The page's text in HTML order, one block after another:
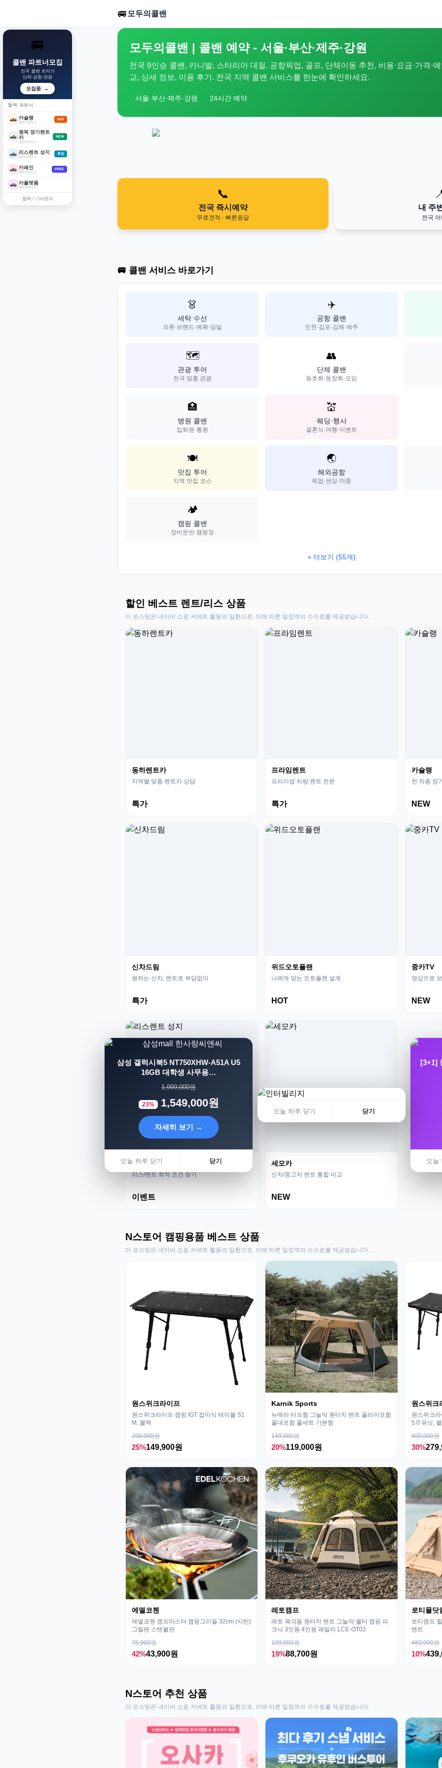
🚐 모두의콜밴
모두의콜밴 | 콜밴 예약 - 서울·부산·제주·강원
전국 9인승 콜밴, 카니발, 스타리아 대절. 공항픽업, 골프, 단체이동 추천, 비용·요금·가격·예
교, 상세 정보, 이용 후기. 전국 지역 콜밴 서비스를 한눈에 확인하세요.
서울·부산·제주·강원 24시간 예약
📞
전국 즉시예약
무료견적 · 빠른응답
내 주
전국
🚐 콜밴 서비스 바로가기
👗
세탁 수선
의류·브랜드·예복·당일
✈️
공항 콜밴
인천·김포·김해·제주
🗺️
관광 투어
전국 맞춤 관광
👥
단체 콜밴
동호회·동창회·모임
🏥
병원 콜밴
입퇴원·통원
💒
웨딩·행사
결혼식·여행·이벤트
🍽️
맛집 투어
지역 맛집 코스
🌏
해외공항
픽업·샌딩·마중
🏕️
캠핑 콜밴
장비운반·캠핑장
+ 더보기 (55개)
할인 베스트 렌트/리스 상품
이 포스팅은 네이버 쇼핑 커넥트 활동의 일환으로, 이에 따른 일정액의 수수료를 제공받습니다.
동하렌트카
지역별 맞춤 렌트카 상담
특가
프라임렌트
프리미엄 차량 렌트 전문
특가
카슐랭
전 차종 장
NEW
신차드림
원하는 신차, 렌트로 부담없이
특가
위드오토플랜
나에게 맞는 오토플랜 설계
HOT
중카TV
영상으로
NEW
리스렌트 성지
리스/렌트 최적 조건 찾기
이벤트
세모카
신차/중고차 렌트 통합 비교
NEW
N스토어 캠핑용품 베스트 상품
이 포스팅은 네이버 쇼핑 커넥트 활동의 일환으로, 이에 따른 일정액의 수수료를 제공받습니다.
원스위크라이프
원스위크라이프 캠핑 IGT 접이식 테이블 S1
M, 블랙
200,000원
25%149,900원
Karnik Sports
뉴에라 타프형 그늘막 원터치 텐트 플라이포함
폴대포함 풀세트 기본형
149,000원
20%119,000원
원스위크
원스위크
5.0 유닛,
400,000원
30%
에델코첸
에델코첸 캠프마스터 캠핑그리들 32cm (사틴)
그릴팬 스텐불판
75,900원
42%43,900원
레토캠프
레토 육각돔 원터치 텐트 그늘막 쉘터 캠핑 피
크닉 3인용 4인용 패밀리 LCE-OT02
109,900원
19%88,700원
로티몰닷
로티캠프
텐트
489,000원
10%
N스토어 추천 상품
이 포스팅은 네이버 쇼핑 커넥트 활동의 일환으로, 이에 따른 일정액의 수수료를 제공받습니다.
오늘 하루 닫기 닫기
[3+1]
오늘
삼성 갤럭시북5 NT750XHW-A51A U5
16GB 대학생 사무용…
1,999,000원
23% 1,549,000원
자세히 보기 →
오늘 하루 닫기 닫기
🚐
콜밴 파트너모집
전국 콜밴 최저가
단체·공항·관광
모집중. →
협력 파트너
🚗 카슐랭
렌트카/리스
HOT
🚗
원픽 장기렌트
카
렌트카/리스
NEW
🚗 리스렌트 성지
렌트카/리스
추천
🚗 카페인
렌트카/리스
FREE
🚗 카플랫폼
렌트카/리스
협력 / 기타문의